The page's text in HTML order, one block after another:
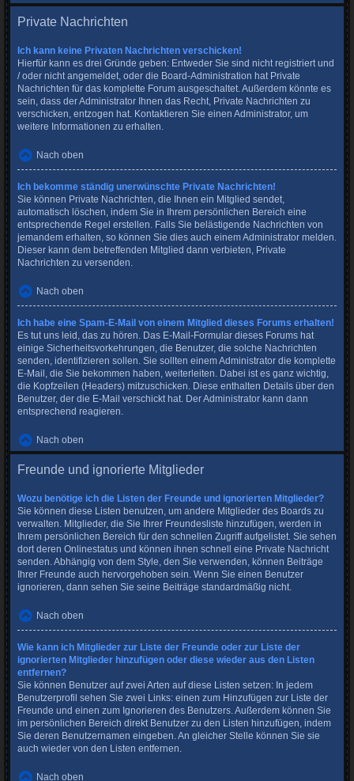
Private Nachrichten
Ich kann keine Privaten Nachrichten verschicken!
Hierfür kann es drei Gründe geben: Entweder Sie sind nicht registriert und
/ oder nicht angemeldet, oder die Board-Administration hat Private
Nachrichten für das komplette Forum ausgeschaltet. Außerdem könnte es
sein, dass der Administrator Ihnen das Recht, Private Nachrichten zu
verschicken, entzogen hat. Kontaktieren Sie einen Administrator, um
weitere Informationen zu erhalten.
Nach oben
Ich bekomme ständig unerwünschte Private Nachrichten!
Sie können Private Nachrichten, die Ihnen ein Mitglied sendet,
automatisch löschen, indem Sie in Ihrem persönlichen Bereich eine
entsprechende Regel erstellen. Falls Sie belästigende Nachrichten von
jemandem erhalten, so können Sie dies auch einem Administrator melden.
Dieser kann dem betreffenden Mitglied dann verbieten, Private
Nachrichten zu versenden.
Nach oben
Ich habe eine Spam-E-Mail von einem Mitglied dieses Forums erhalten!
Es tut uns leid, das zu hören. Das E-Mail-Formular dieses Forums hat
einige Sicherheitsvorkehrungen, die Benutzer, die solche Nachrichten
senden, identifizieren sollen. Sie sollten einem Administrator die komplette
E-Mail, die Sie bekommen haben, weiterleiten. Dabei ist es ganz wichtig,
die Kopfzeilen (Headers) mitzuschicken. Diese enthalten Details über den
Benutzer, der die E-Mail verschickt hat. Der Administrator kann dann
entsprechend reagieren.
Nach oben
Freunde und ignorierte Mitglieder
Wozu benötige ich die Listen der Freunde und ignorierten Mitglieder?
Sie können diese Listen benutzen, um andere Mitglieder des Boards zu
verwalten. Mitglieder, die Sie Ihrer Freundesliste hinzufügen, werden in
Ihrem persönlichen Bereich für den schnellen Zugriff aufgelistet. Sie sehen
dort deren Onlinestatus und können ihnen schnell eine Private Nachricht
senden. Abhängig von dem Style, den Sie verwenden, können Beiträge
Ihrer Freunde auch hervorgehoben sein. Wenn Sie einen Benutzer
ignorieren, dann sehen Sie seine Beiträge standardmäßig nicht.
Nach oben
Wie kann ich Mitglieder zur Liste der Freunde oder zur Liste der
ignorierten Mitglieder hinzufügen oder diese wieder aus den Listen
entfernen?
Sie können Benutzer auf zwei Arten auf diese Listen setzen: In jedem
Benutzerprofil sehen Sie zwei Links: einen zum Hinzufügen zur Liste der
Freunde und einen zum Ignorieren des Benutzers. Außerdem können Sie
im persönlichen Bereich direkt Benutzer zu den Listen hinzufügen, indem
Sie deren Benutzernamen eingeben. An gleicher Stelle können Sie sie
auch wieder von den Listen entfernen.
Nach oben